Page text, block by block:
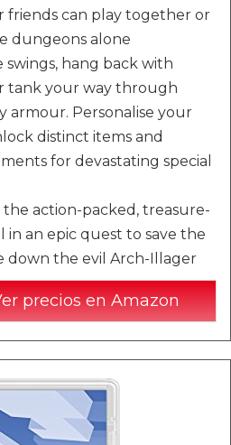
friends can play together or
dungeons alone
swings, hang back with
tank your way through
armour. Personalise your
distinct items and
for devastating special
action-packed, treasure-
in an epic quest to save the
down the evil Arch-Illager
precios en Amazon